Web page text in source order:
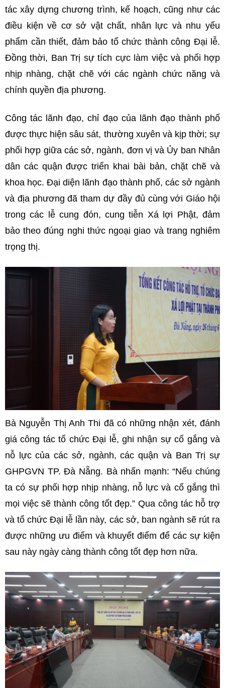
tác xây dựng chương trình, kế hoạch, cũng như các
điều kiện về cơ sở vật chất, nhân lực và nhu yếu
phẩm cần thiết, đảm bảo tổ chức thành công Đại lễ.
Đồng thời, Ban Trị sự tích cực làm việc và phối hợp
nhịp nhàng, chặt chẽ với các ngành chức năng và
chính quyền địa phương.
Công tác lãnh đạo, chỉ đạo của lãnh đạo thành phố
được thực hiện sâu sát, thường xuyên và kịp thời; sự
phối hợp giữa các sở, ngành, đơn vị và Ủy ban Nhân
dân các quận được triển khai bài bản, chặt chẽ và
khoa học. Đại diện lãnh đạo thành phố, các sở ngành
và địa phương đã tham dự đầy đủ cùng với Giáo hội
trong các lễ cung đón, cung tiễn Xá lợi Phật, đảm
bảo theo đúng nghi thức ngoại giao và trang nghiêm
trọng thị.
Bà Nguyễn Thị Anh Thi đã có những nhận xét, đánh
giá công tác tổ chức Đại lễ, ghi nhận sự cố gắng và
nỗ lực của các sở, ngành, các quận và Ban Trị sự
GHPGVN TP. Đà Nẵng. Bà nhấn mạnh: “Nếu chúng
ta có sự phối hợp nhịp nhàng, nỗ lực và cố gắng thì
mọi việc sẽ thành công tốt đẹp.” Qua công tác hỗ trợ
và tổ chức Đại lễ lần này, các sở, ban ngành sẽ rút ra
được những ưu điểm và khuyết điểm để các sự kiện
sau này ngày càng thành công tốt đẹp hơn nữa.